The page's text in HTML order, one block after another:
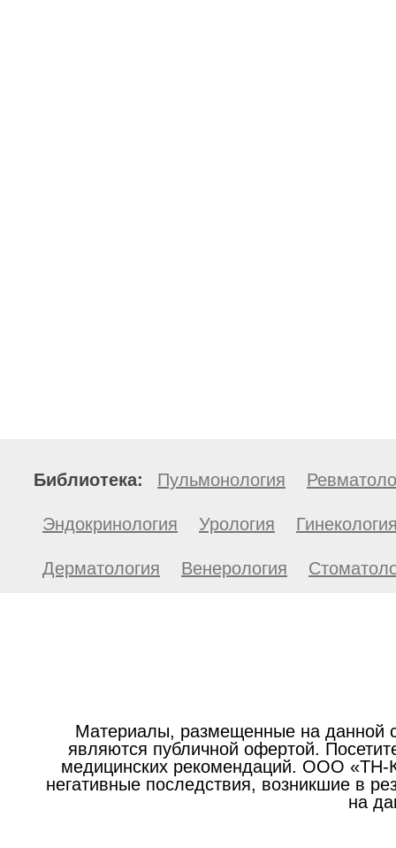
Библиотека: Пульмонология
Эндокринология Урология
Дерматология Венерология
Материалы, размещенные на данной
являются публичной офертой.
медицинских рекомендаций. ООО «ТН-
негативные последствия, возникшие в
на